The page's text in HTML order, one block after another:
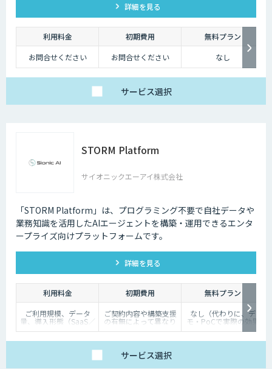
詳細を見る
利用料金 初期費用
無料プラン
お問合せください
お問合せください なし
サービス選択
STORM Platform
サイオニックエーアイ株式会社
「STORM Platform」は、プログラミング不要で自社データや
業務知識を活用したAIエージェントを構築・運用できるエンタ
ープライズ向けプラットフォームです。
詳細を見る
利用料金 初期費用
無料プラン
ご利用規模、データ
量、導入形態（SaaS／
オンプレミス等）に応
ご契約内容や構築支援
の有無によって異なり
ます。詳しくはご相談
なし（代わりに、デ
モ・PoCで実際の効果
を体験いただけます）
サービス選択